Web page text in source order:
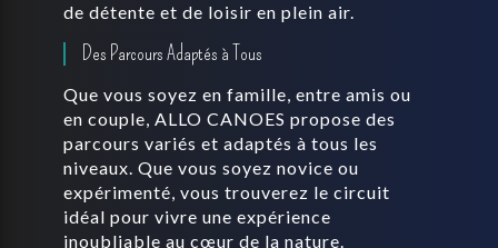
de détente et de loisir en plein air.
Des Parcours Adaptés à Tous
Que vous soyez en famille, entre amis ou
en couple, ALLO CANOES propose des
parcours variés et adaptés à tous les
niveaux. Que vous soyez novice ou
expérimenté, vous trouverez le circuit
idéal pour vivre une expérience
inoubliable au cœur de la nature.